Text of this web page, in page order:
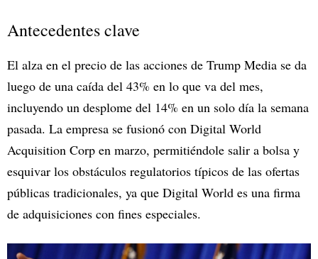
Antecedentes clave
El alza en el precio de las acciones de Trump Media se da
luego de una caída del 43% en lo que va del mes,
incluyendo un desplome del 14% en un solo día la semana
pasada. La empresa se fusionó con Digital World
Acquisition Corp en marzo, permitiéndole salir a bolsa y
esquivar los obstáculos regulatorios típicos de las ofertas
públicas tradicionales, ya que Digital World es una firma
de adquisiciones con fines especiales.